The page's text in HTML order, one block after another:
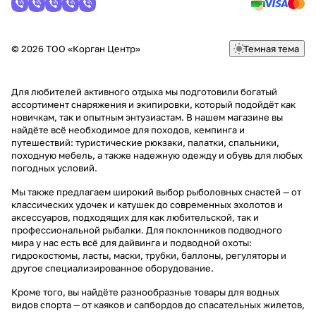
© 2026 ТОО «Корган Центр» Темная тема
Для любителей активного отдыха мы подготовили богатый
ассортимент снаряжения и экипировки, который подойдёт как
новичкам, так и опытным энтузиастам. В нашем магазине вы
найдёте всё необходимое для походов, кемпинга и
путешествий: туристические рюкзаки, палатки, спальники,
походную мебель, а также надежную одежду и обувь для любых
погодных условий.
Мы также предлагаем широкий выбор рыболовных снастей — от
классических удочек и катушек до современных эхолотов и
аксессуаров, подходящих для как любительской, так и
профессиональной рыбалки. Для поклонников подводного
мира у нас есть всё для дайвинга и подводной охоты:
гидрокостюмы, ласты, маски, трубки, баллоны, регуляторы и
другое специализированное оборудование.
Кроме того, вы найдёте разнообразные товары для водных
видов спорта — от каяков и сапбордов до спасательных жилетов,